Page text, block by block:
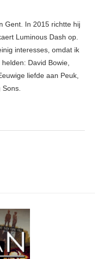
Gent. In 2015 richtte hij
Luminous Dash op.
interesses, omdat ik
David Bowie,
liefde aan Peuk,
Sons.